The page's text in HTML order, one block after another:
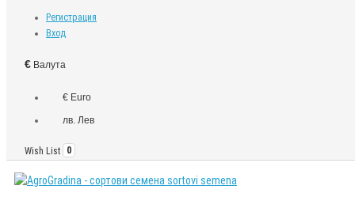
Регистрация
Вход
€ Валута
€ Euro
лв. Лев
Wish List 0